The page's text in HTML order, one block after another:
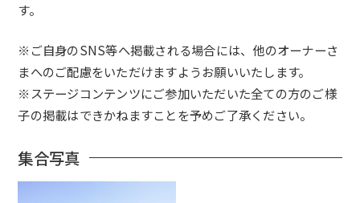
す。
※ご自身のSNS等へ掲載される場合には、他のオーナーさ
まへのご配慮をいただけますようお願いいたします。
※ステージコンテンツにご参加いただいた全ての方のご様
子の掲載はできかねますことを予めご了承ください。
集合写真